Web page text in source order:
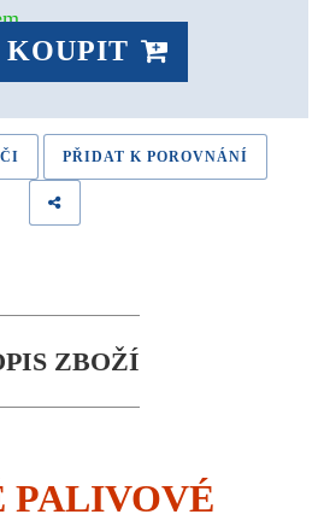
Kč
KOUPIT
PŘIDAT K POROVNÁNÍ
ZBOŽÍ
PALIVOVÉ